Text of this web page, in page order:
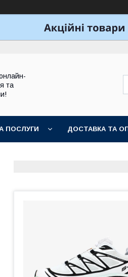
та
ПОСЛУГИ ДОСТАВКА ТА